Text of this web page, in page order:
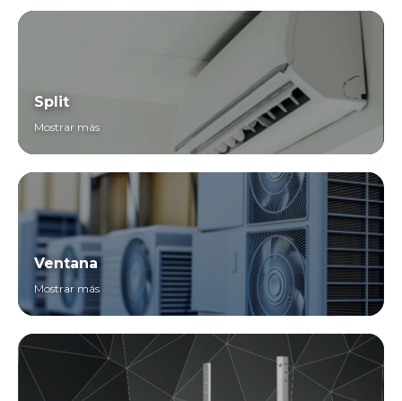
Split
Mostrar más
Ventana
Mostrar más